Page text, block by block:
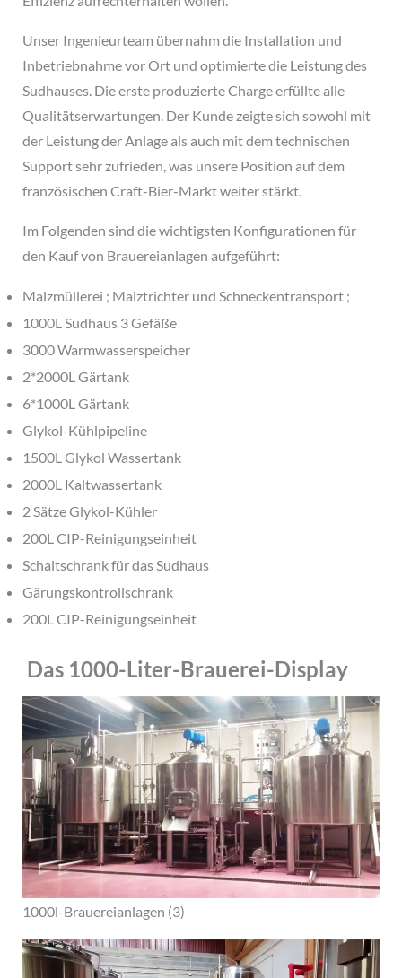
Unser Ingenieurteam übernahm die Installation und
Inbetriebnahme vor Ort und optimierte die Leistung des
Sudhauses. Die erste produzierte Charge erfüllte alle
Qualitätserwartungen. Der Kunde zeigte sich sowohl mit
der Leistung der Anlage als auch mit dem technischen
Support sehr zufrieden, was unsere Position auf dem
französischen Craft-Bier-Markt weiter stärkt.
Im Folgenden sind die wichtigsten Konfigurationen für
den Kauf von Brauereianlagen aufgeführt:
Malzmüllerei ; Malztrichter und Schneckentransport ;
1000L Sudhaus 3 Gefäße
3000 Warmwasserspeicher
2*2000L Gärtank
6*1000L Gärtank
Glykol-Kühlpipeline
1500L Glykol Wassertank
2000L Kaltwassertank
2 Sätze Glykol-Kühler
200L CIP-Reinigungseinheit
Schaltschrank für das Sudhaus
Gärungskontrollschrank
200L CIP-Reinigungseinheit
Das 1000-Liter-Brauerei-Display
1000l-Brauereianlagen (3)